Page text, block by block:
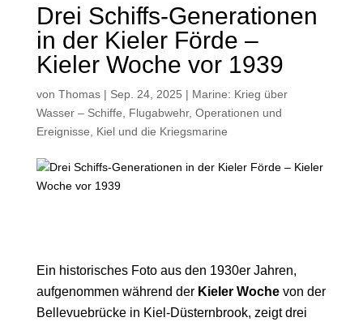
Drei Schiffs-Generationen
in der Kieler Förde –
Kieler Woche vor 1939
von Thomas| Sep. 24, 2025 | Marine: Krieg über
Wasser – Schiffe, Flugabwehr, Operationen und
Ereignisse
Kiel und die Kriegsmarine
Ein historisches Foto aus den 1930er Jahren,
aufgenommen während der Kieler Wochevon der
Bellevuebrücke in Kiel-Düsternbrook, zeigt drei